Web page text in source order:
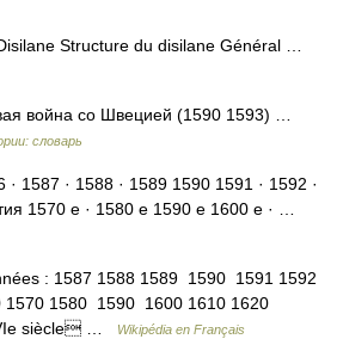
Structure du disilane Général …
война со Швецией (1590 1593) …
словарь
1587 · 1588 · 1589 1590 1591 · 1592 ·
1570 е · 1580 е 1590 е 1600 е · …
: 1587 1588 1589 1590 1591 1592
1570 1580 1590 1600 1610 1620
siècle …
Wikipédia en Français